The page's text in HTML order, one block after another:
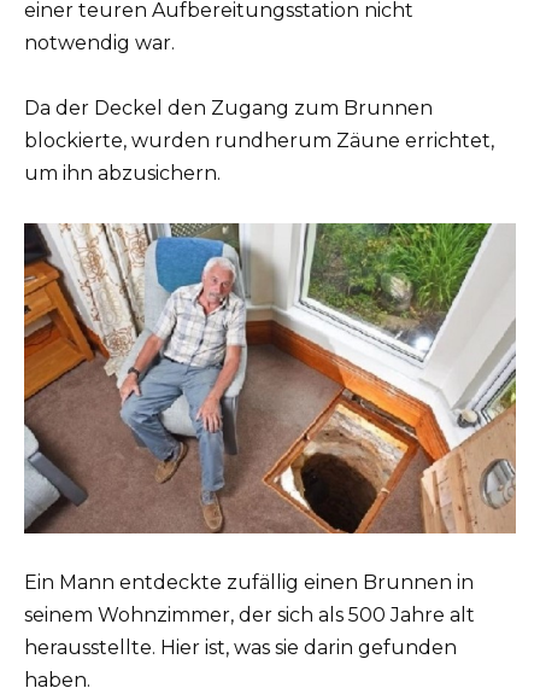
einer teuren Aufbereitungsstation nicht
notwendig war.
Da der Deckel den Zugang zum Brunnen
blockierte, wurden rundherum Zäune errichtet,
um ihn abzusichern.
Ein Mann entdeckte zufällig einen Brunnen in
seinem Wohnzimmer, der sich als 500 Jahre alt
herausstellte. Hier ist, was sie darin gefunden
haben.